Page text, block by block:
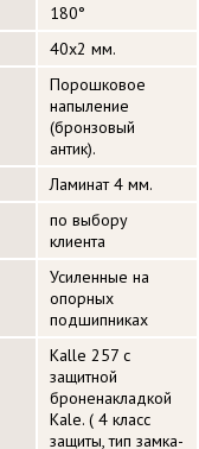
180°
40х2 мм.
Порошковое
напыление
(бронзовый
антик).
Ламинат 4 мм.
по выбору
клиента
Усиленные на
опорных
подшипниках
Kalle 257 с
защитной
броненакладкой
Kale. ( 4 класс
защиты, тип замка-